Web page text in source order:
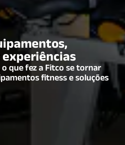
que fez a Fitco se tornar
fitness e soluções